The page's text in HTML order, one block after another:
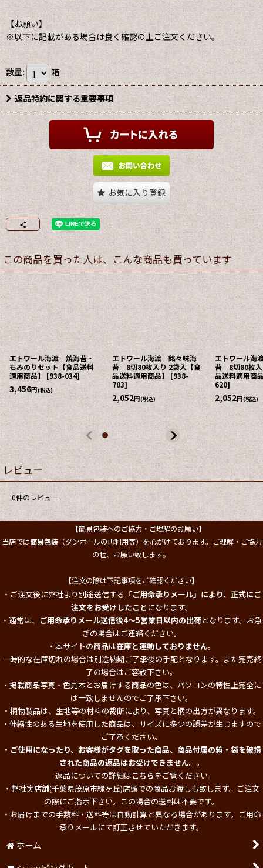
【お願い】
※以下に記載がある場合は良く確認の上ご注文ください。
数量: 箱
返品特約に関する重要事項
お気に入り登録
この商品を買った人は、こんな商品も買っています
エトワール海渡 焼海苔・
もみのりセット【食品送料
適用商品】 [938-034]
3,456円(税込)
エトワール海渡 銘々味海
苔 8切80枚入り 2袋入【食
品送料適用商品】 [938-
703]
2,052円(税込)
エトワール海
苔 8切80枚入
品送料適用商
620]
2,052円(税込)
レビュー
0件のレビュー
【簡易包装へのご協力・ご理解のお願い】
当店では簡易包装（ダンボールの再利用等）を心がけております。ご理解・ご協力
の程、お願い致します。
【注文の際は下記事項をご確認ください】
・ご注文後に弊社より別途送信する 「ご用命承りメール」により、正式にご
注文をお受けしたこと になります。
・通常は、 ご用命承りメール送信後4～5営業日以内の出荷となります。お急
ぎの場合はご連絡ください。
・本サイトの商品は在庫と連動しておりません。
一時的な在庫切れの場合は別途納期ご了承後の手配となります。また完売終
了の場合はご容赦下さい。
・掲載商品写真・色見本とお届けする商品の色は、パソコンの特性上完全に
は一致しませんのでご了承下さい。
・柄物製品は、生地等の材料の裁断により、写真と柄の出方が異なります。
・伸縮性のある生地を使用した商品は、サイズに多少の誤差が生じますので
ご了承ください。
・ご使用になったり、お客様がタグを取った商品、商品付属の箱・袋を破損
された商品の返品はお受けできません。 。
返品についての詳細はこちらをご覧ください。
・弊社実店舗(千葉県茂原市緑ヶ丘)店頭での商品お渡しも致します。ご注文
の際にご指示下さい。この場合の送料は不要です。
・お届けまでの手数料・送料等は自動計算と異なる場合があります。ご用命
承りメールにて訂正させていただきます。
ホーム